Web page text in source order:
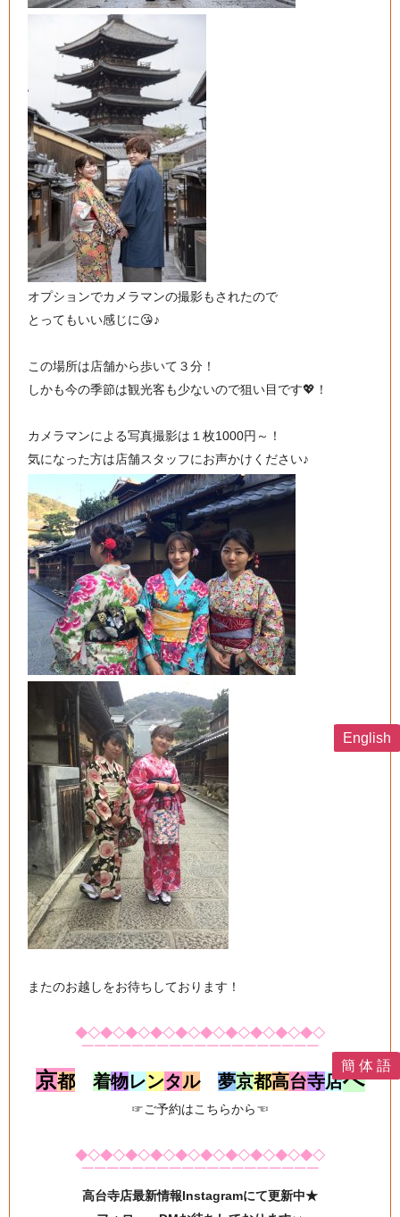
オプションでカメラマンの撮影もされたので
とってもいい感じに😘♪
この場所は店舗から歩いて３分！
しかも今の季節は観光客も少ないので狙い目です💖！
カメラマンによる写真撮影は１枚1000円～！
気になった方は店舗スタッフにお声かけください♪
またのお越しをお待ちしております！
◆◇◆◇◆◇◆◇◆◇◆◇◆◇◆◇◆◇◆◇
￣￣￣￣￣￣￣￣￣￣￣￣￣￣￣￣￣￣￣
京都 着物レンタル 夢京都高台寺店へ
☞ご予約はこちらから☜
◆◇◆◇◆◇◆◇◆◇◆◇◆◇◆◇◆◇◆◇
￣￣￣￣￣￣￣￣￣￣￣￣￣￣￣￣￣￣￣
高台寺店最新情報Instagramにて更新中★
English
簡 体 語